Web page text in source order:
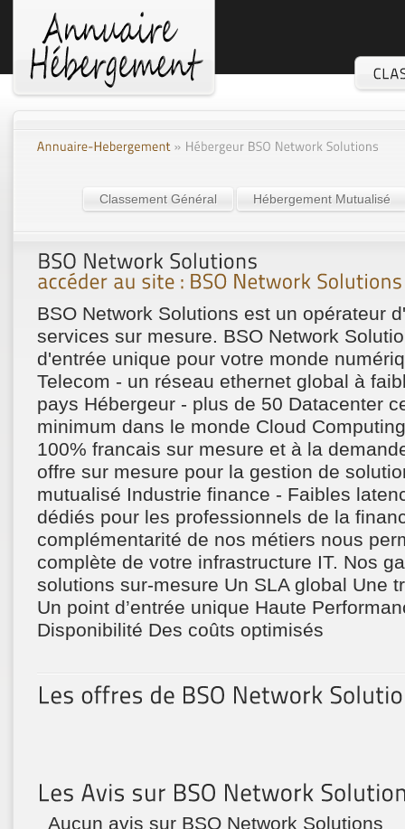
Classement Général Hébergement Mutualisé
BSO Network Solutions est un opérateur
services sur mesure. BSO Network
d'entrée unique pour votre monde
Telecom - un réseau ethernet global à
pays Hébergeur - plus de 50 Datacenter
minimum dans le monde Cloud
100% francais sur mesure et à la
offre sur mesure pour la gestion de
mutualisé Industrie finance - Faibles
dédiés pour les professionnels de la
complémentarité de nos métiers nous
complète de votre infrastructure IT. Nos
solutions sur-mesure Un SLA global Une
Un point d’entrée unique Haute
Disponibilité Des coûts optimisés
Aucun avis sur BSO Network Solutions